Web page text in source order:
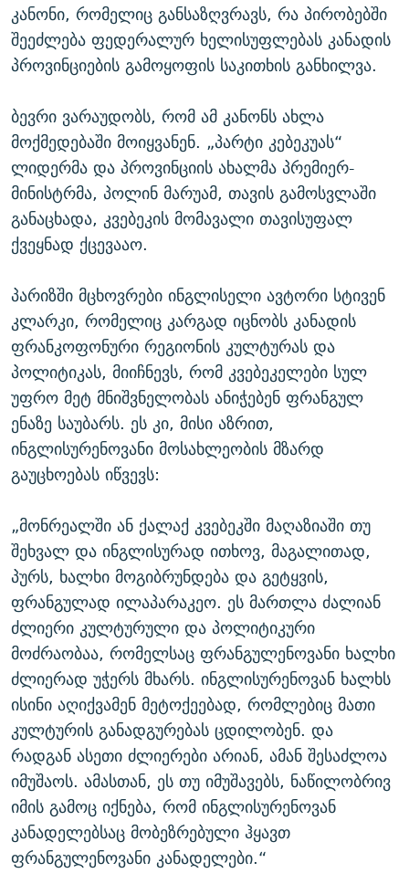
კანონი, რომელიც განსაზღვრავს, რა პირობებში
შეეძლება ფედერალურ ხელისუფლებას კანადის
პროვინციების გამოყოფის საკითხის განხილვა.
ბევრი ვარაუდობს, რომ ამ კანონს ახლა
მოქმედებაში მოიყვანენ. „პარტი კებეკუას“
ლიდერმა და პროვინციის ახალმა პრემიერ-
მინისტრმა, პოლინ მარუამ, თავის გამოსვლაში
განაცხადა, კვებეკის მომავალი თავისუფალ
ქვეყნად ქცევააო.
პარიზში მცხოვრები ინგლისელი ავტორი სტივენ
კლარკი, რომელიც კარგად იცნობს კანადის
ფრანკოფონური რეგიონის კულტურას და
პოლიტიკას, მიიჩნევს, რომ კვებეკელები სულ
უფრო მეტ მნიშვნელობას ანიჭებენ ფრანგულ
ენაზე საუბარს. ეს კი, მისი აზრით,
ინგლისურენოვანი მოსახლეობის მზარდ
გაუცხოებას იწვევს:
„მონრეალში ან ქალაქ კვებეკში მაღაზიაში თუ
შეხვალ და ინგლისურად ითხოვ, მაგალითად,
პურს, ხალხი მოგიბრუნდება და გეტყვის,
ფრანგულად ილაპარაკეო. ეს მართლა ძალიან
ძლიერი კულტურული და პოლიტიკური
მოძრაობაა, რომელსაც ფრანგულენოვანი ხალხი
ძლიერად უჭერს მხარს. ინგლისურენოვან ხალხს
ისინი აღიქვამენ მეტოქეებად, რომლებიც მათი
კულტურის განადგურებას ცდილობენ. და
რადგან ასეთი ძლიერები არიან, ამან შესაძლოა
იმუშაოს. ამასთან, ეს თუ იმუშავებს, ნაწილობრივ
იმის გამოც იქნება, რომ ინგლისურენოვან
კანადელებსაც მობეზრებული ჰყავთ
ფრანგულენოვანი კანადელები.“